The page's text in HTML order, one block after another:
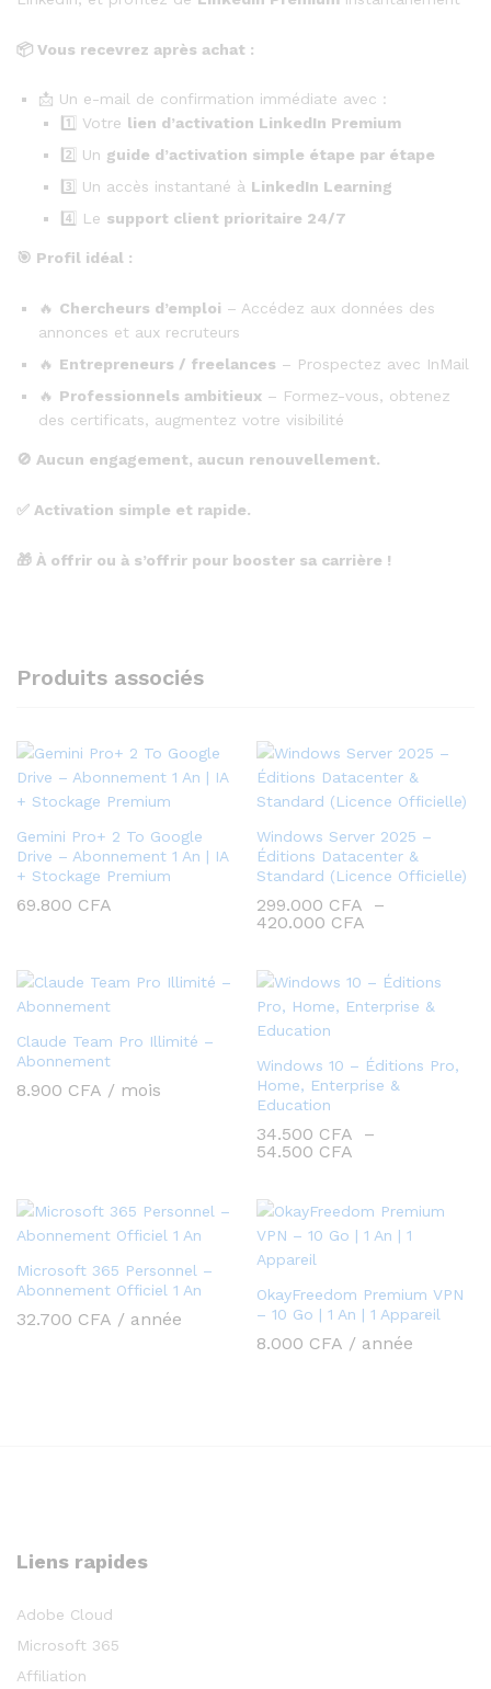
📦 Vous recevrez après achat :
📩 Un e-mail de confirmation immédiate avec :
1️⃣ Votre lien d’activation LinkedIn Premium
2️⃣ Un guide d’activation simple étape par étape
3️⃣ Un accès instantané à LinkedIn Learning
4️⃣ Le support client prioritaire 24/7
🎯 Profil idéal :
🔥 Chercheurs d’emploi – Accédez aux données des
annonces et aux recruteurs
🔥 Entrepreneurs / freelances – Prospectez avec InMail
🔥 Professionnels ambitieux – Formez-vous, obtenez
des certificats, augmentez votre visibilité
🚫 Aucun engagement, aucun renouvellement.
✅ Activation simple et rapide.
🎁 À offrir ou à s’offrir pour booster sa carrière !
Produits associés
Gemini Pro+ 2 To Google
Drive – Abonnement 1 An | IA
+ Stockage Premium
69.800 CFA
Windows Server 2025 –
Éditions Datacenter &
Standard (Licence Officielle)
299.000 CFA
–
420.000 CFA
299.000 CFA
420.000 CFA
Claude Team Pro Illimité –
Abonnement
8.900 CFA / mois
Windows 10 – Éditions Pro,
Home, Enterprise &
Education
34.500 CFA
–
54.500 CFA
34.500 CFA
à
54.500 CFA
Microsoft 365 Personnel –
Abonnement Officiel 1 An
32.700 CFA / année
OkayFreedom Premium VPN
– 10 Go | 1 An | 1 Appareil
8.000 CFA / année
Liens rapides
Adobe Cloud
Microsoft 365
Affiliation